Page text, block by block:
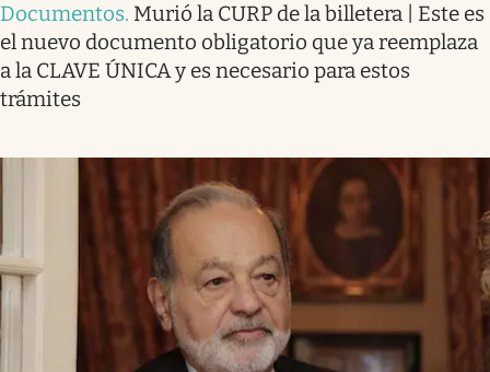
Documentos. Murió la CURP de la billetera | Este es
el nuevo documento obligatorio que ya reemplaza
a la CLAVE ÚNICA y es necesario para estos
trámites